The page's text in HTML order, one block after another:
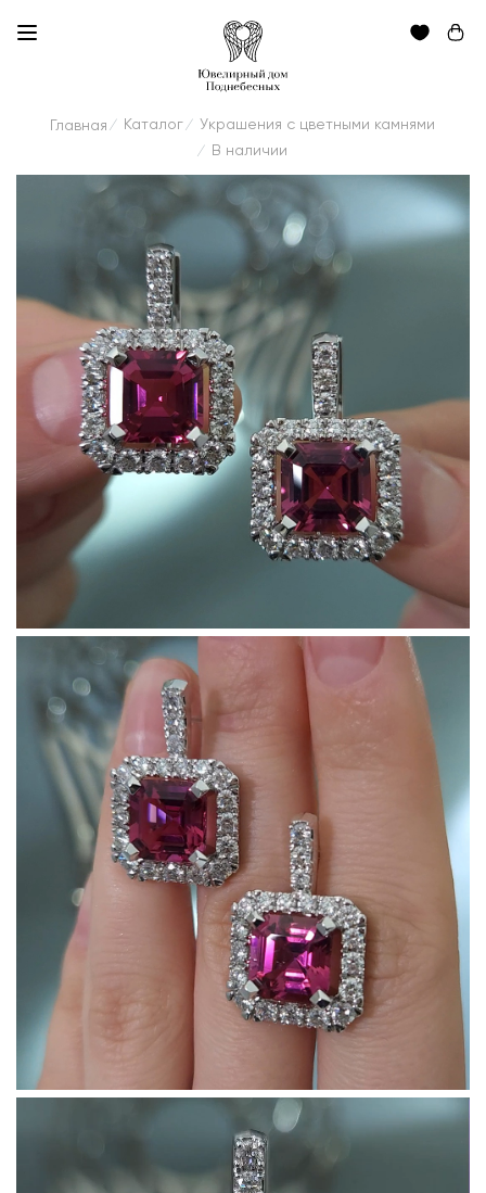
Главная / Каталог / Украшения с цветными камнями
/ В наличии